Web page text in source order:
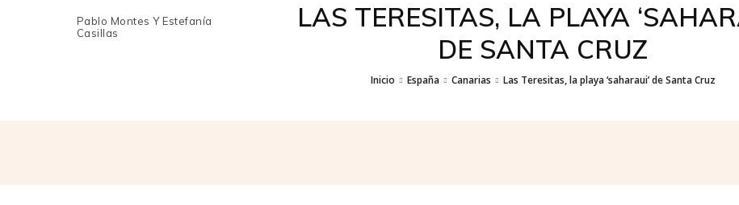
Pablo Montes Y Estefanía
Casillas
LAS TERESITAS, LA PLAYA
DE SANTA CRUZ
Inicio España Canarias Las Teresitas, la playa ‘saharaui’ de Santa Cruz